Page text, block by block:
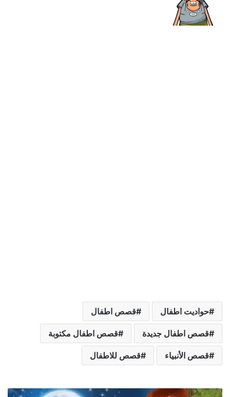
حواديت اطفال قصص اطفال
قصص اطفال جديدة قصص اطفال مكتوبة
قصص الأنبياء قصص للاطفال